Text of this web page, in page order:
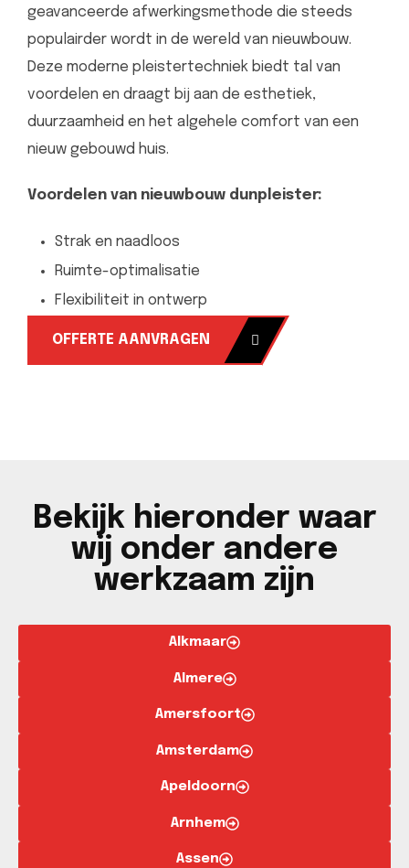
geavanceerde afwerkingsmethode die steeds
populairder wordt in de wereld van nieuwbouw.
Deze moderne pleistertechniek biedt tal van
voordelen en draagt bij aan de esthetiek,
duurzaamheid en het algehele comfort van een
nieuw gebouwd huis.
Voordelen van nieuwbouw dunpleister:
Strak en naadloos
Ruimte-optimalisatie
Flexibiliteit in ontwerp
OFFERTE AANVRAGEN
Bekijk hieronder waar
wij onder andere
werkzaam zijn
Alkmaar
Almere
Amersfoort
Amsterdam
Apeldoorn
Arnhem
Assen